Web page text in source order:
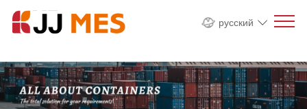
русский